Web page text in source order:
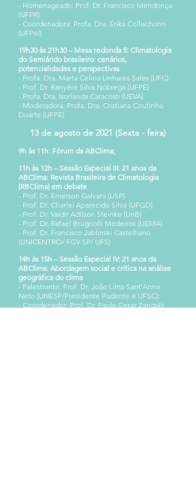
- Homenageado: Prof. Dr. Francisco Mendonça
(UFPR)
- Coordenadora: Profa. Dra. Erika Collischonn
(UFPel)
19h30 às 21h30 – Mesa redonda 5: Climatologia
do Semiárido brasileiro: cenários,
potencialidades e perspectivas
- Profa. Dra. Marta Celina Linhares Sales (UFC)
- Prof. Dr. Ranyére Silva Nóbrega (UFPE)
- Profa. Dra. Isorlanda Caracristi (UEVA)
- Moderadora: Profa. Dra. Cristiana Coutinho
Duarte (UFPE)
13 de agosto de 2021 (Sexta - feira)
9h às 11h: Fórum da ABClima;
11h às 12h – Sessão Especial III: 21 anos da
ABClima: Revista Brasileira de Climatologia
(RBClima) em debate
- Prof. Dr. Emerson Galvani (USP)
- Prof. Dr. Charlei Aparecido Silva (UFGD)
- Prof. Dr. Valdir Adilson Steinke (UnB)
- Prof. Dr. Rafael Brugnolli Medeiros (UEMA)
- Prof. Dr. Francisco Jablinski Castelhano
(UNICENTRO/ FGV-SP/ UFS)
14h às 15h – Sessão Especial IV: 21 anos da
ABClima: Abordagem social e crítica na análise
geográfica do clima
- Palestrante: Prof. Dr. João Lima Sant’Anna
Neto (UNESP/Presidente Pudente e UFSC):
- Coordenador: Prof. Dr. Paulo Cesar Zangalli